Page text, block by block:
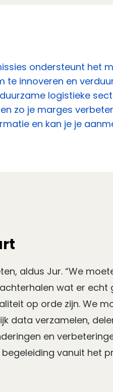
ondersteunt het
innoveren en
logistieke
zo je marges
en kan je je
aldus Jur. “We
wat er echt
op orde zijn. We
data verzamelen,
en
vanuit het